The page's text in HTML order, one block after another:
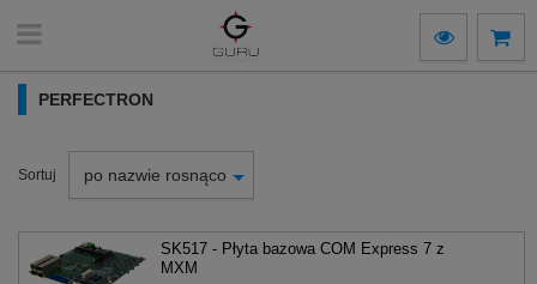
PERFECTRON
Sortuj po nazwie rosnąco
SK517 - Płyta bazowa COM Express 7 z
MXM